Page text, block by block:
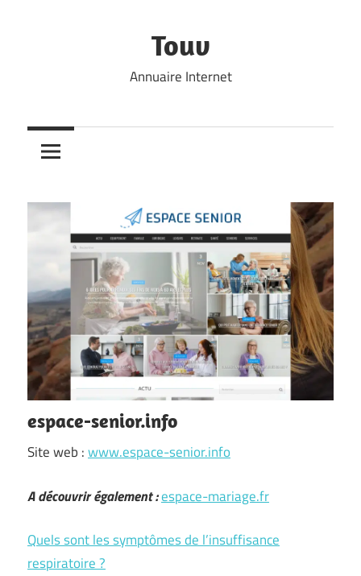
Touv
Annuaire Internet
espace-senior.info
Site web :www.espace-senior.info
A découvrir également :espace-mariage.fr
Quels sont les symptômes de l’insuffisance
respiratoire ?